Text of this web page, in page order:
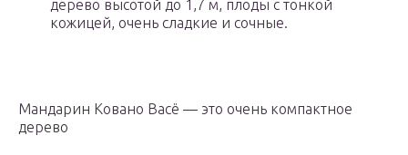
дерево высотой до 1,7 м, плоды с тонкой
кожицей, очень сладкие и сочные.
Мандарин Ковано Васё — это очень компактное
дерево